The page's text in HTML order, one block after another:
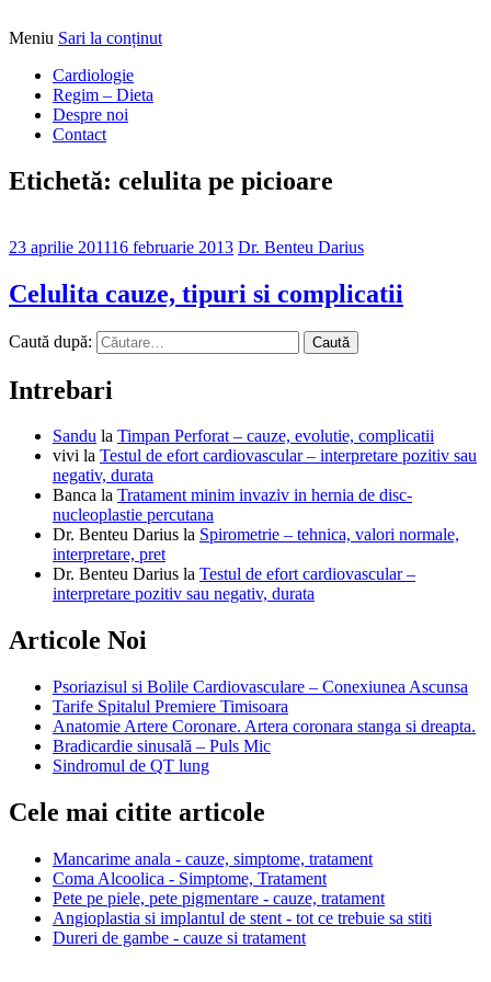
DrBendo.ro
Alimentatia sa iti fie medicatia
Meniu Sari la conținut
Cardiologie
Regim – Dieta
Despre noi
Contact
Etichetă: celulita pe picioare
23 aprilie 201116 februarie 2013 Dr. Benteu Darius
Celulita cauze, tipuri si complicatii
Caută după:
Intrebari
Sandu la Timpan Perforat – cauze, evolutie, complicatii
vivi la Testul de efort cardiovascular – interpretare pozitiv sau
negativ, durata
Banca la Tratament minim invaziv in hernia de disc-
nucleoplastie percutana
Dr. Benteu Darius la Spirometrie – tehnica, valori normale,
interpretare, pret
Dr. Benteu Darius la Testul de efort cardiovascular –
interpretare pozitiv sau negativ, durata
Articole Noi
Psoriazisul si Bolile Cardiovasculare – Conexiunea Ascunsa
Tarife Spitalul Premiere Timisoara
Anatomie Artere Coronare. Artera coronara stanga si dreapta.
Bradicardie sinusală – Puls Mic
Sindromul de QT lung
Cele mai citite articole
Mancarime anala - cauze, simptome, tratament
Coma Alcoolica - Simptome, Tratament
Pete pe piele, pete pigmentare - cauze, tratament
Angioplastia si implantul de stent - tot ce trebuie sa stiti
Dureri de gambe - cauze si tratament